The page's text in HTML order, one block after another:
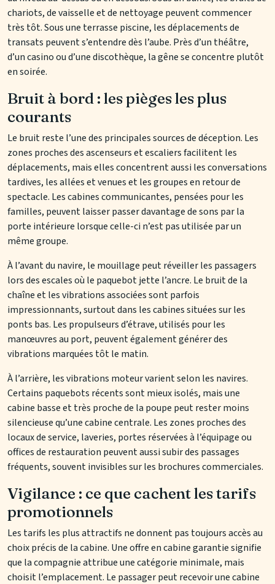
chariots, de vaisselle et de nettoyage peuvent commencer
très tôt. Sous une terrasse piscine, les déplacements de
transats peuvent s’entendre dès l’aube. Près d’un théâtre,
d’un casino ou d’une discothèque, la gêne se concentre plutôt
en soirée.
Bruit à bord : les pièges les plus
courants
Le bruit reste l’une des principales sources de déception. Les
zones proches des ascenseurs et escaliers facilitent les
déplacements, mais elles concentrent aussi les conversations
tardives, les allées et venues et les groupes en retour de
spectacle. Les cabines communicantes, pensées pour les
familles, peuvent laisser passer davantage de sons par la
porte intérieure lorsque celle-ci n’est pas utilisée par un
même groupe.
À l’avant du navire, le mouillage peut réveiller les passagers
lors des escales où le paquebot jette l’ancre. Le bruit de la
chaîne et les vibrations associées sont parfois
impressionnants, surtout dans les cabines situées sur les
ponts bas. Les propulseurs d’étrave, utilisés pour les
manœuvres au port, peuvent également générer des
vibrations marquées tôt le matin.
À l’arrière, les vibrations moteur varient selon les navires.
Certains paquebots récents sont mieux isolés, mais une
cabine basse et très proche de la poupe peut rester moins
silencieuse qu’une cabine centrale. Les zones proches des
locaux de service, laveries, portes réservées à l’équipage ou
offices de restauration peuvent aussi subir des passages
fréquents, souvent invisibles sur les brochures commerciales.
Vigilance : ce que cachent les tarifs
promotionnels
Les tarifs les plus attractifs ne donnent pas toujours accès au
choix précis de la cabine. Une offre en cabine garantie signifie
que la compagnie attribue une catégorie minimale, mais
choisit l’emplacement. Le passager peut recevoir une cabine